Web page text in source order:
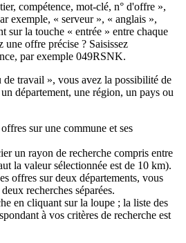
compétence, mot-clé, n° d'offre »,
exemple, « serveur », « anglais »,
sur la touche « entrée » entre chaque
une offre précise ? Saisissez
par exemple 049RSNK.
travail », vous avez la possibilité de
département, une région, un pays ou
sur une commune et ses
un rayon de recherche compris entre
la valeur sélectionnée est de 10 km).
offres sur deux départements, vous
recherches séparées.
en cliquant sur la loupe ; la liste des
à vos critères de recherche est